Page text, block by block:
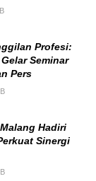
Profesi:
Seminar
Pers
Hadiri
Sinergi